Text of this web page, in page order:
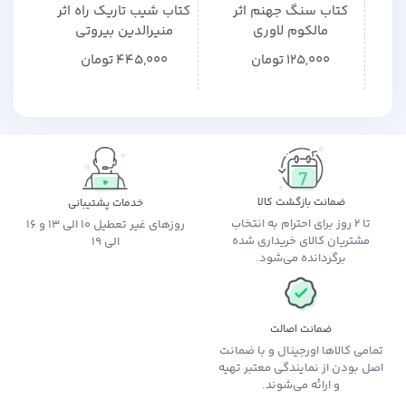
کتاب سنگ جهنم اثر
مالکوم لاوری
125,000تومان
کتاب شیب تاریک راه اثر
منیرالدین بیروتی
445,000تومان
ضمانت بازگشت کالا
تا 2 روز برای احترام به انتخاب
مشتریان کالای خریداری شده
برگردانده می‌شود.
خدمات پشتیبانی
روزهای غیر تعطیل 10 الی 13 و 16
الی 19
ضمانت اصالت
تمامی کالاها اورجینال و با ضمانت
اصل بودن از نمایندگی معتبر تهیه
و ارائه می‌شوند.